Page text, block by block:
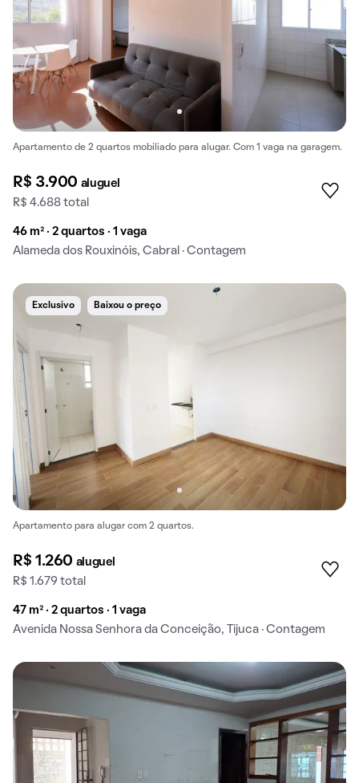
Apartamento de 2 quartos mobiliado para alugar. Com 1 vaga na garagem.
R$ 3.900 aluguel
R$ 4.688 total
46 m² · 2 quartos · 1 vaga
Alameda dos Rouxinóis, Cabral · Contagem
Exclusivo Baixou o preço
Apartamento para alugar com 2 quartos.
R$ 1.260 aluguel
R$ 1.679 total
47 m² · 2 quartos · 1 vaga
Avenida Nossa Senhora da Conceição, Tijuca · Contagem